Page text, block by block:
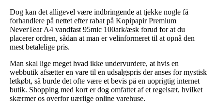
Dog kan det alligevel være indbringende at tjekke nogle få
forhandlere på nettet efter rabat på Kopipapir Premium
NeverTear A4 vandfast 95mic 100ark/æsk forud for at du
placerer ordren, sådan at man er velinformeret til at opnå den
mest betalelige pris.
Man skal lige meget hvad ikke undervurdere, at hvis en
webbutik afsætter en vare til en udsalgspris der anses for mystisk
letkøbt, så burde det ofte være et bevis på en uoprigtig internet
butik. Shopping med kort er dog omfattet af et regelsæt, hvilket
skærmer os overfor uærlige online varehuse.